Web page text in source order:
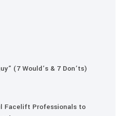
(7 Would’s & 7 Don’ts)
Facelift Professionals to